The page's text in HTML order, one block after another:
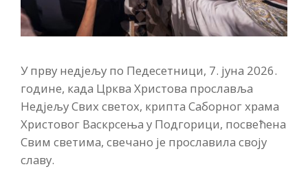
У прву недјељу по Педесетници, 7. јуна 2026.
године, када Црква Христова прославља
Недјељу Свих светох, крипта Саборног храма
Христовог Васкрсења у Подгорици, посвећена
Свим светима, свечано је прославила своју
славу.